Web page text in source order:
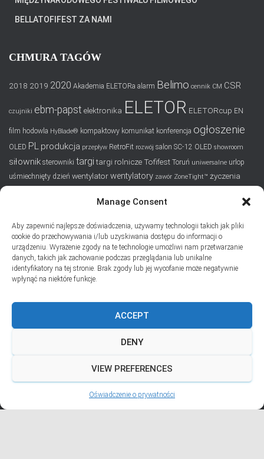
Manage Consent
Aby zapewnić najlepsze doświadczenia, używamy technologii takich jak pliki
cookie do przechowywania i/lub uzyskiwania dostępu do informacji o
urządzeniu. Wyrażenie zgody na te technologie umożliwi nam przetwarzanie
danych, takich jak zachowanie podczas przeglądania lub unikalne
identyfikatory na tej stronie. Brak zgody lub jej wycofanie może negatywnie
wpłynąć na niektóre funkcje.
ACCEPT
DENY
VIEW PREFERENCES
Oświadczenie o prywatności
BELLATOFIFEST ZA NAMI
CHMURA TAGÓW
2018 2019 2020 Akademia ELETORa alarm Belimo cennik CM CSR
czujniki ebm-papst elektronika ELETOR ELETORcup EN
film hodowla HyBlade® kompaktowy komunikat konferencja ogłoszenie
OLED PL produkcja przepływ RetroFit rozwój salon SC-12 OLED showroom
siłownik sterowniki targi targi rolniczeTofifest Toruń uniwersalne urlop
uśmiechnięty dzień wentylatorwentylatory zawór ZoneTight™ życzenia
Dodaj swój adres e-mail, jeśli chciał(a)byś otrzymywać informacje
o nowych wpisach na blogu
Email
Hestia | Stworzone przezThemeIsle
Prywatność i pliki ciasteczka: Ta witryna używa plików ciasteczek.
Kontynuując korzystanie z tej witryny, wyrażasz zgodę na ich używanie.